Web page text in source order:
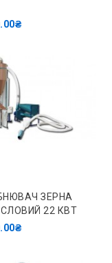
ЗЕРНА
22 КВТ